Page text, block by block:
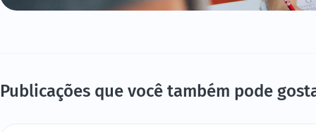
Publicações que você também pode